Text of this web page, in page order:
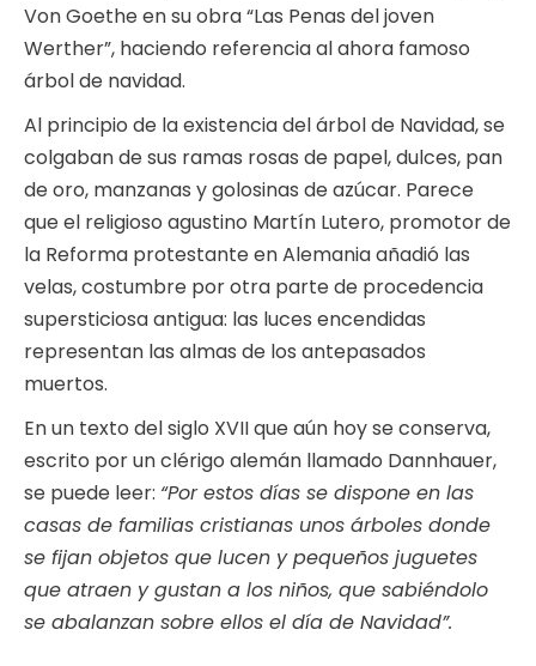
Von Goethe en su obra “Las Penas del joven
Werther”, haciendo referencia al ahora famoso
árbol de navidad.
Al principio de la existencia del árbol de Navidad, se
colgaban de sus ramas rosas de papel, dulces, pan
de oro, manzanas y golosinas de azúcar. Parece
que el religioso agustino Martín Lutero, promotor de
la Reforma protestante en Alemania añadió las
velas, costumbre por otra parte de procedencia
supersticiosa antigua: las luces encendidas
representan las almas de los antepasados
muertos.
En un texto del siglo XVII que aún hoy se conserva,
escrito por un clérigo alemán llamado Dannhauer,
se puede leer: “Por estos días se dispone en las
casas de familias cristianas unos árboles donde
se fijan objetos que lucen y pequeños juguetes
que atraen y gustan a los niños, que sabiéndolo
se abalanzan sobre ellos el día de Navidad”.